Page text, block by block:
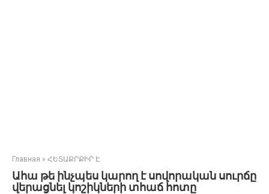
Главная » ՀԵՏԱՔՐՔԻՐ Է
Ահա թե ինչպես կարող է սովորական սուրճը
վերացնել կոշիկների տհաճ հոտը